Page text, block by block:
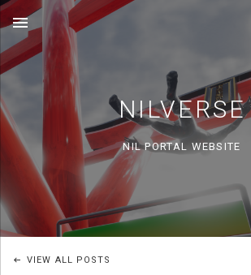
NILVERSE
NIL PORTAL WEBSITE
MENU
VIEW ALL POSTS